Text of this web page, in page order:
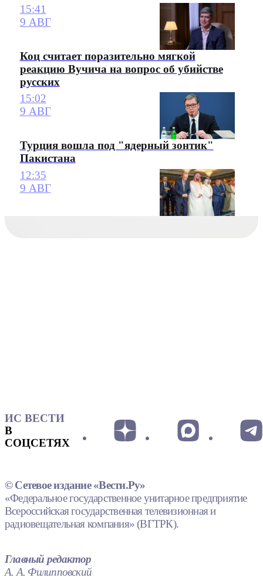
15:41
9 АВГ
Коц считает поразительно мягкой
реакцию Вучича на вопрос об убийстве
русских
15:02
9 АВГ
Турция вошла под "ядерный зонтик"
Пакистана
12:35
9 АВГ
ИС ВЕСТИ
В
СОЦСЕТЯХ
© Сетевое издание «Вести.Ру»
«Федеральное государственное унитарное предприятие
Всероссийская государственная телевизионная и
радиовещательная компания» (ВГТРК).
Главный редактор
А. А. Филипповский